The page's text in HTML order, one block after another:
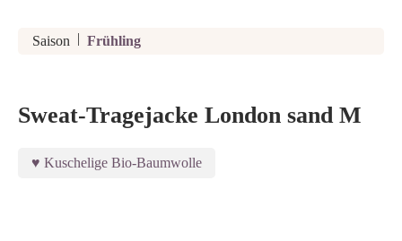
Saison | Frühling
Sweat-Tragejacke London sand M
Kuschelige Bio-Baumwolle